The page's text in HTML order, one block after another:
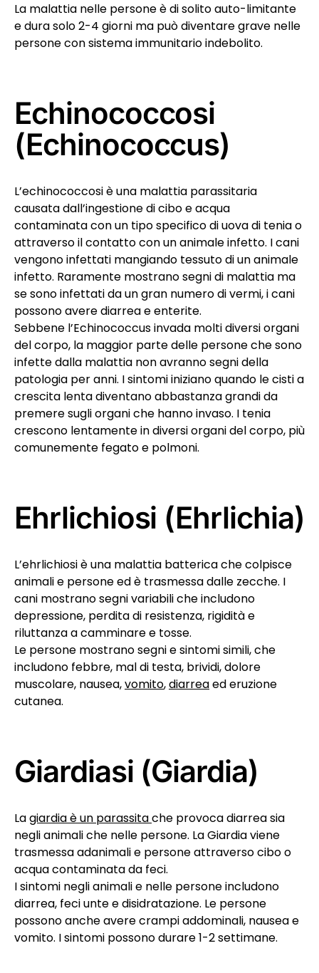
La malattia nelle persone è di solito auto-limitante
e dura solo 2-4 giorni ma può diventare grave nelle
persone con sistema immunitario indebolito.
Echinococcosi
(Echinococcus)
L’echinococcosi è una malattia parassitaria
causata dall’ingestione di cibo e acqua
contaminata con un tipo specifico di uova di tenia o
attraverso il contatto con un animale infetto. I cani
vengono infettati mangiando tessuto di un animale
infetto. Raramente mostrano segni di malattia ma
se sono infettati da un gran numero di vermi, i cani
possono avere diarrea e enterite.
Sebbene l’Echinococcus invada molti diversi organi
del corpo, la maggior parte delle persone che sono
infette dalla malattia non avranno segni della
patologia per anni. I sintomi iniziano quando le cisti a
crescita lenta diventano abbastanza grandi da
premere sugli organi che hanno invaso. I tenia
crescono lentamente in diversi organi del corpo, più
comunemente fegato e polmoni.
Ehrlichiosi (Ehrlichia)
L’ehrlichiosi è una malattia batterica che colpisce
animali e persone ed è trasmessa dalle zecche. I
cani mostrano segni variabili che includono
depressione, perdita di resistenza, rigidità e
riluttanza a camminare e tosse.
Le persone mostrano segni e sintomi simili, che
includono febbre, mal di testa, brividi, dolore
muscolare, nausea,vomito,diarreaed eruzione
cutanea.
Giardiasi (Giardia)
Lagiardia è un parassitache provoca diarrea sia
negli animali che nelle persone. La Giardia viene
trasmessa adanimali e persone attraverso cibo o
acqua contaminata da feci.
I sintomi negli animali e nelle persone includono
diarrea, feci unte e disidratazione. Le persone
possono anche avere crampi addominali, nausea e
vomito. I sintomi possono durare 1-2 settimane.